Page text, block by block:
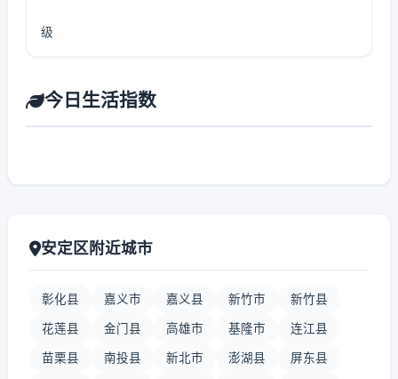
级
今日生活指数
安定区附近城市
彰化县 嘉义市 嘉义县 新竹市 新竹县
花莲县 金门县 高雄市 基隆市 连江县
苗栗县 南投县 新北市 澎湖县 屏东县